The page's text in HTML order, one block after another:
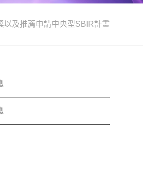
以及推薦申請中央型SBIR計畫